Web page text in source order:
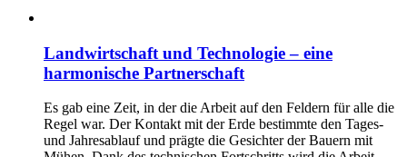
Landwirtschaft und Technologie – eine
harmonische Partnerschaft
Es gab eine Zeit, in der die Arbeit auf den Feldern für alle die
Regel war. Der Kontakt mit der Erde bestimmte den Tages-
und Jahresablauf und prägte die Gesichter der Bauern mit